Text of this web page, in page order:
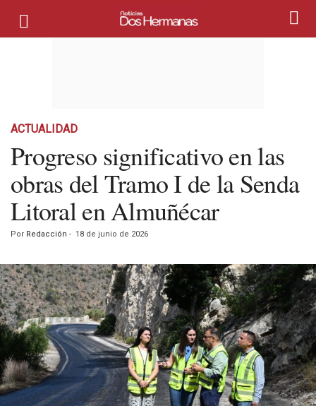
ACTUALIDAD
Progreso significativo en las
obras del Tramo I de la Senda
Litoral en Almuñécar
Por Redacción - 18 de junio de 2026